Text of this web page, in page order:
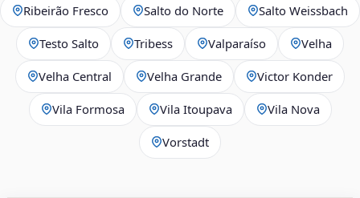
Ribeirão Fresco Salto do Norte Salto Weissbach
Testo Salto Tribess Valparaíso Velha
Velha Central Velha Grande Victor Konder
Vila Formosa Vila Itoupava Vila Nova
Vorstadt